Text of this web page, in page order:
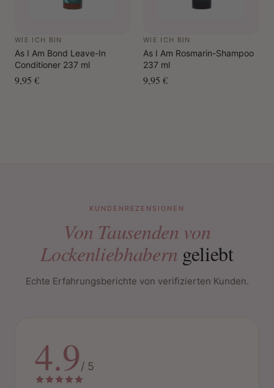
: Verwenden Sie Ihre Finger, eine Bürste oder
auftragen.
Verwendungszweck
WIE ICH BIN
As I Am Bond Leave-In
Conditioner 237 ml
9,95 €
WIE ICH BIN
As I Am Rosmarin-Shampoo
237 ml
9,95 €
KUNDENREZENSIONEN
Von Tausenden von
Lockenliebhabern geliebt
Echte Erfahrungsberichte von verifizierten Kunden.
4.9/ 5